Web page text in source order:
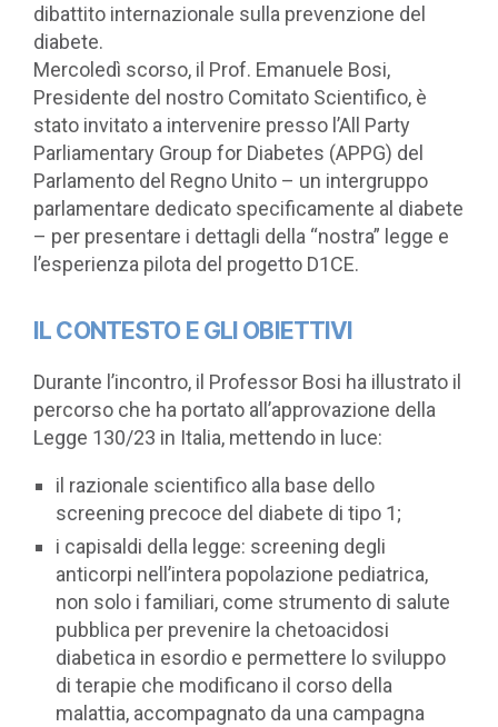
dibattito internazionale sulla prevenzione del
diabete.
Mercoledì scorso, il Prof. Emanuele Bosi,
Presidente del nostro Comitato Scientifico, è
stato invitato a intervenire presso l’All Party
Parliamentary Group for Diabetes (APPG) del
Parlamento del Regno Unito – un intergruppo
parlamentare dedicato specificamente al diabete
– per presentare i dettagli della “nostra” legge e
l’esperienza pilota del progetto D1CE.
IL CONTESTO E GLI OBIETTIVI
Durante l’incontro, il Professor Bosi ha illustrato il
percorso che ha portato all’approvazione della
Legge 130/23 in Italia, mettendo in luce:
il razionale scientifico alla base dello
screening precoce del diabete di tipo 1;
i capisaldi della legge: screening degli
anticorpi nell’intera popolazione pediatrica,
non solo i familiari, come strumento di salute
pubblica per prevenire la chetoacidosi
diabetica in esordio e permettere lo sviluppo
di terapie che modificano il corso della
malattia, accompagnato da una campagna